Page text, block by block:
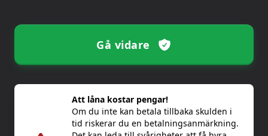
Gå vidare
Att låna kostar pengar!
Om du inte kan betala tillbaka skulden i
tid riskerar du en betalningsanmärkning.